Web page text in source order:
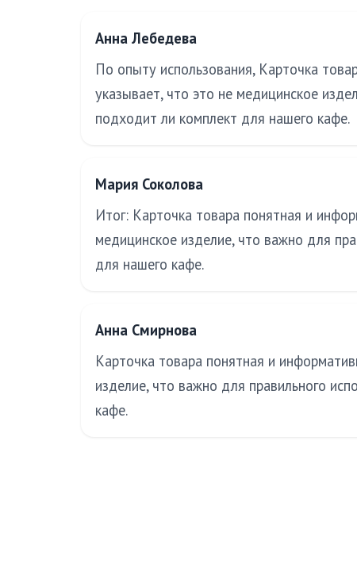
Анна Лебедева
По опыту использования, Карточка
указывает, что это не медицинское
подходит ли комплект для нашего кафе.
Мария Соколова
Итог: Карточка товара понятная и
медицинское изделие, что важно для
для нашего кафе.
Анна Смирнова
Карточка товара понятная и
изделие, что важно для правильного
кафе.